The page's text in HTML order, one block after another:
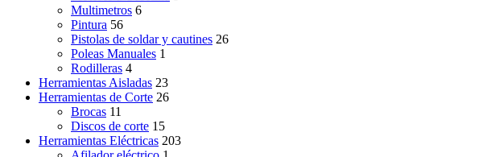
Multimetros 6
Pintura 56
Pistolas de soldar y cautines 26
Poleas Manuales 1
Rodilleras 4
Herramientas Aisladas 23
Herramientas de Corte 26
Brocas 11
Discos de corte 15
Herramientas Eléctricas 203